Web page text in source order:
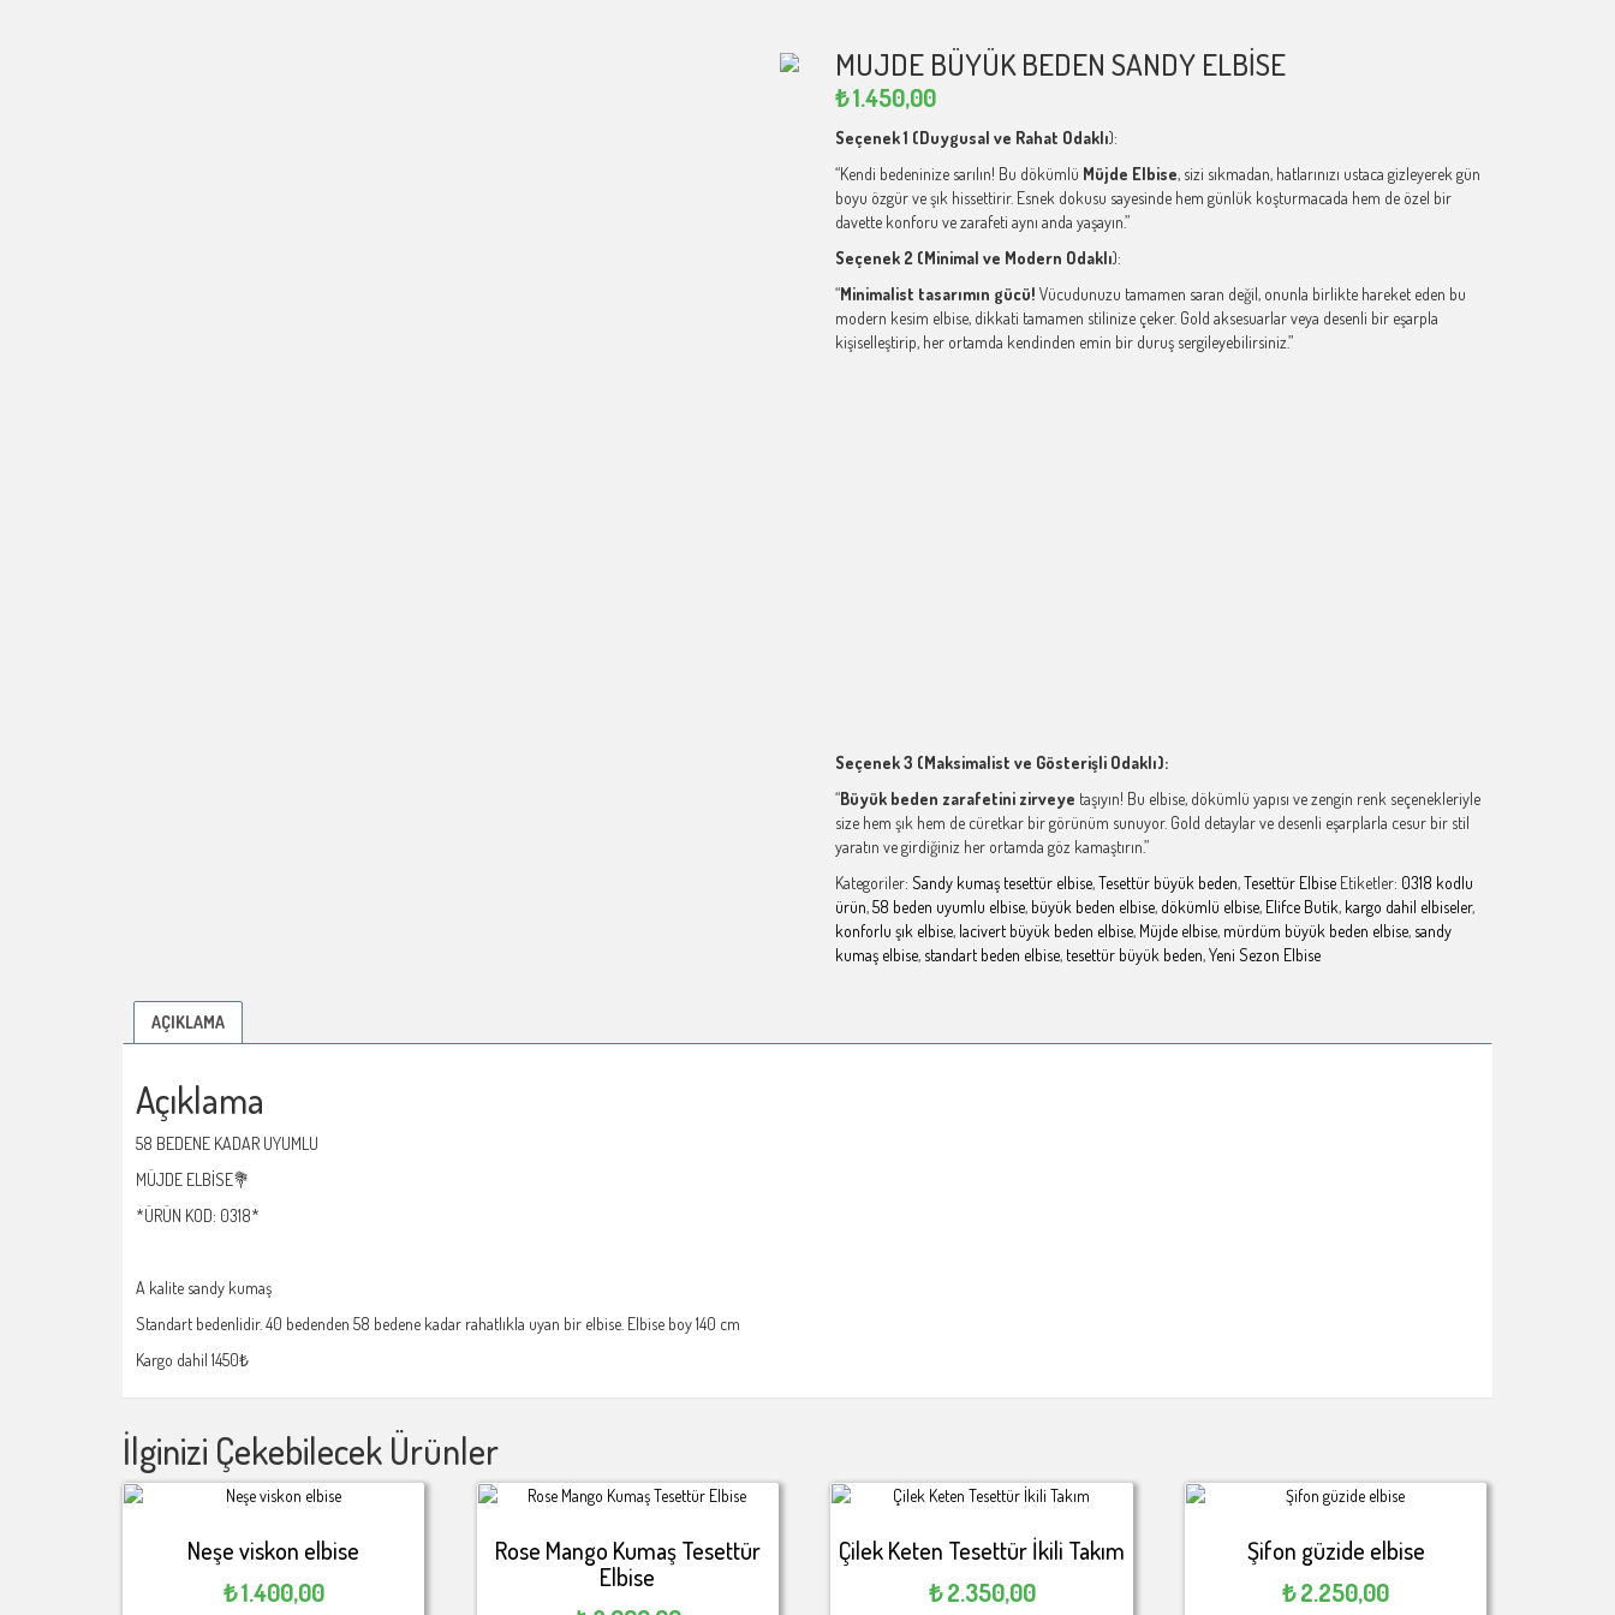
MUJDE BÜYÜK BEDEN SANDY ELBISE
₺1.450,00
Seçenek 1 (Duygusal ve Rahat Odaklı):
“Kendi bedeninize sarılın! Bu dökümlü Müjde Elbise, sizi sıkmadan, hatlarınızı ustaca gizleyerek gün
boyu özgür ve şık hissettirir. Esnek dokusu sayesinde hem günlük koşturmacada hem de özel bir
davette konforu ve zarafeti aynı anda yaşayın.”
Seçenek 2 (Minimal ve Modern Odaklı):
“Minimalist tasarımın gücü! Vücudunuzu tamamen saran değil, onunla birlikte hareket eden bu
modern kesim elbise, dikkati tamamen stilinize çeker. Gold aksesuarlar veya desenli bir eşarpla
kişiselleştirip, her ortamda kendinden emin bir duruş sergileyebilirsiniz.”
Seçenek 3 (Maksimalist ve Gösterişli Odaklı):
“Büyük beden zarafetini zirveye taşıyın! Bu elbise, dökümlü yapısı ve zengin renk seçenekleriyle
size hem şık hem de cüretkar bir görünüm sunuyor. Gold detaylar ve desenli eşarplarla cesur bir stil
yaratın ve girdiğiniz her ortamda göz kamaştırın.”
Kategoriler: Sandy kumaş tesettür elbise,Tesettür büyük beden,Tesettür Elbise Etiketler: 0318 kodlu
ürün,58 beden uyumlu elbise, büyük beden elbise, dökümlü elbise, Elifce Butik, kargo dahil elbiseler,
konforlu şık elbise, lacivert büyük beden elbise, Müjde elbise, mürdüm büyük beden elbise, sandy
kumaş elbise, standart beden elbise, tesettür büyük beden,Yeni Sezon Elbise
AÇIKLAMA
Açıklama
58 BEDENE KADAR UYUMLU
MÜJDE ELBİSE💐
*ÜRÜN KOD: 0318*
A kalite sandy kumaş
Standart bedenlidir. 40 bedenden 58 bedene kadar rahatlıkla uyan bir elbise. Elbise boy 140 cm
Kargo dahil 1450₺
İlginizi Çekebilecek Ürünler
Neşe viskon elbise
₺1.400,00
Rose Mango Kumaş Tesettür
Elbise
Çilek Keten Tesettür İkili Takım
₺2.350,00
Şifon güzide elbise
₺2.250,00